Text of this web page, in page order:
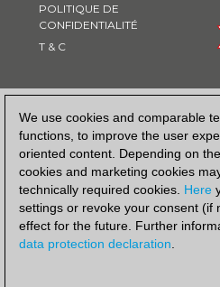
We use cookies and comparable
functions, to improve the user
oriented content. Depending on
cookies and marketing cookies
technically required cookies. Here
settings or revoke your consent (if
effect for the future. Further
data protection declaration.
POLITIQUE DE
CONFIDENTIALITÉ
T & C
MOYEN DE PAIEMENT